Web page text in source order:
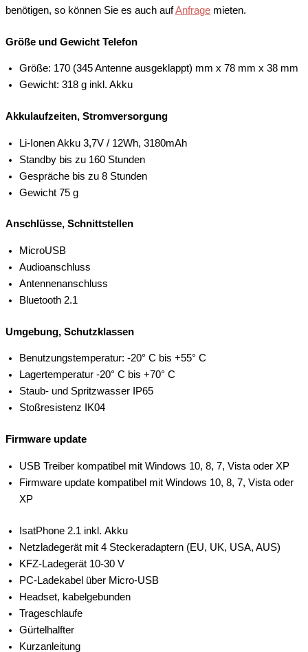
benötigen, so können Sie es auch aufAnfrage mieten.
Größe und Gewicht Telefon
Größe: 170 (345 Antenne ausgeklappt) mm x 78 mm x 38 mm
Gewicht: 318 g inkl. Akku
Akkulaufzeiten, Stromversorgung
Li-Ionen Akku 3,7V / 12Wh, 3180mAh
Standby bis zu 160 Stunden
Gespräche bis zu 8 Stunden
Gewicht 75 g
Anschlüsse, Schnittstellen
MicroUSB
Audioanschluss
Antennenanschluss
Bluetooth 2.1
Umgebung, Schutzklassen
Benutzungstemperatur: -20° C bis +55° C
Lagertemperatur -20° C bis +70° C
Staub- und Spritzwasser IP65
Stoßresistenz IK04
Firmware update
USB Treiber kompatibel mit Windows 10, 8, 7, Vista oder XP
Firmware update kompatibel mit Windows 10, 8, 7, Vista oder
XP
IsatPhone 2.1 inkl. Akku
Netzladegerät mit 4 Steckeradaptern (EU, UK, USA, AUS)
KFZ-Ladegerät 10-30 V
PC-Ladekabel über Micro-USB
Headset, kabelgebunden
Trageschlaufe
Gürtelhalfter
Kurzanleitung